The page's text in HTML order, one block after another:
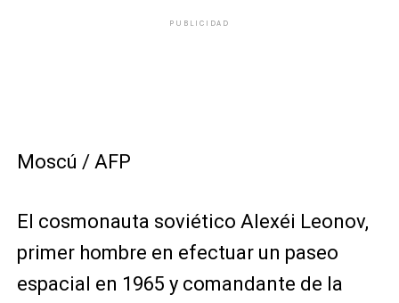
PUBLICIDAD
Moscú / AFP
El cosmonauta soviético Alexéi Leonov,
primer hombre en efectuar un paseo
espacial en 1965 y comandante de la